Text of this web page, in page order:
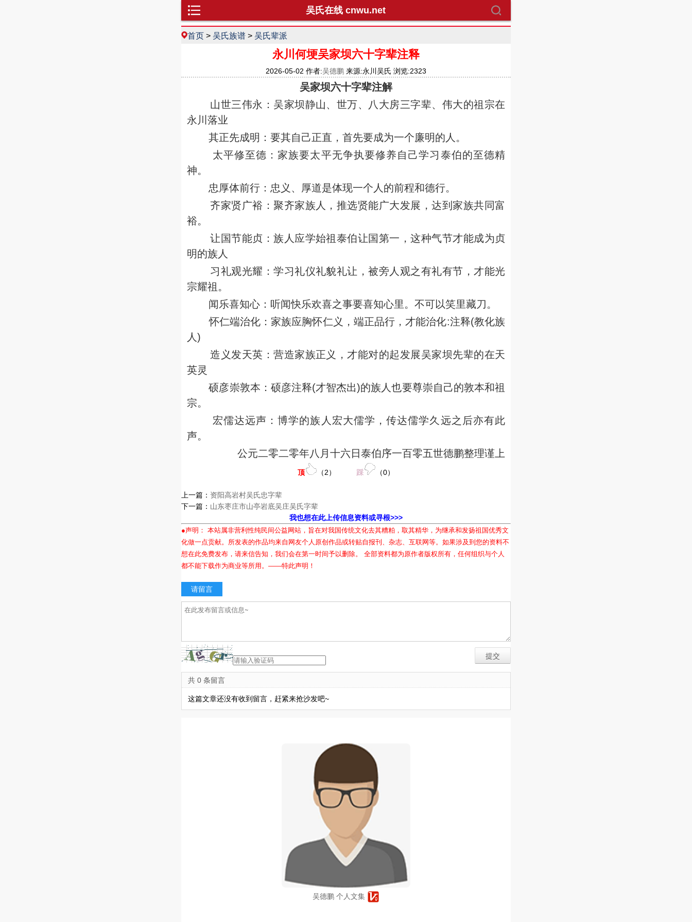
吴氏在线 cnwu.net
首页 > 吴氏族谱 > 吴氏辈派
永川何埂吴家坝六十字辈注释
2026-05-02 作者:吴德鹏 来源:永川吴氏 浏览:2323
吴家坝六十字辈注解
山世三伟永：吴家坝静山、世万、八大房三字辈、伟大的祖宗在
永川落业
其正先成明 ： 要其自己正直，首先要成为一个廉明的人。
太平修至德 ： 家族要太平无争执要修养自己学习泰伯的至德精
神。
忠厚体前行 ： 忠义、厚道是体现一个人的前程和德行。
齐家贤广裕 ：聚齐家族人，推选贤能广大发展，达到家族共同富
裕。
让国节能贞 ：族人应学始祖泰伯让国第一，这种气节才能成为贞
明的族人
习礼观光耀 ：学习礼仪礼貌礼让，被旁人观之有礼有节，才能光
宗耀祖。
闻乐喜知心 ： 听闻快乐欢喜之事要喜知心里。不可以笑里藏刀。
怀仁端治化 ： 家族应胸怀仁义，端正品行，才能治化:注释(教化族
人)
造义发天英 ：营造家族正义，才能对的起发展吴家坝先辈的在天
英灵
硕彦崇敦本 ： 硕彦注释(才智杰出)的族人也要尊崇自己的敦本和祖
宗。
宏儒达远声 ：博学的族人宏大儒学，传达儒学久远之后亦有此
声。
公元二零二零年八月十六日泰伯序一百零五世德鹏整理谨上
顶 （2） 踩 （0）
上一篇： 资阳高岩村吴氏忠字辈
下一篇： 山东枣庄市山亭岩底吴庄吴氏字辈
我也想在此上传信息资料或寻根>>>
●声明： 本站属非营利性纯民间公益网站，旨在对我国传统文化去其糟粕，取其精华，为继承和发扬祖国优秀文
化做一点贡献。所发表的作品均来自网友个人原创作品或转贴自报刊、杂志、互联网等。如果涉及到您的资料不
想在此免费发布，请来信告知，我们会在第一时间予以删除。 全部资料都为原作者版权所有，任何组织与个人
都不能下载作为商业等所用。——特此声明！
请留言
共 0 条留言
这篇文章还没有收到留言，赶紧来抢沙发吧~
吴德鹏 个人文集